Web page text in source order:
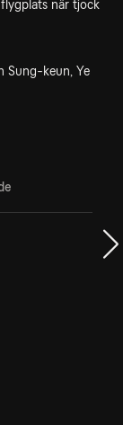
när tjock
Sung-keun, Ye